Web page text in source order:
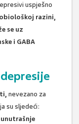
uspješno
razini,
se uz
i GABA
nevezano za
su sljedeći: